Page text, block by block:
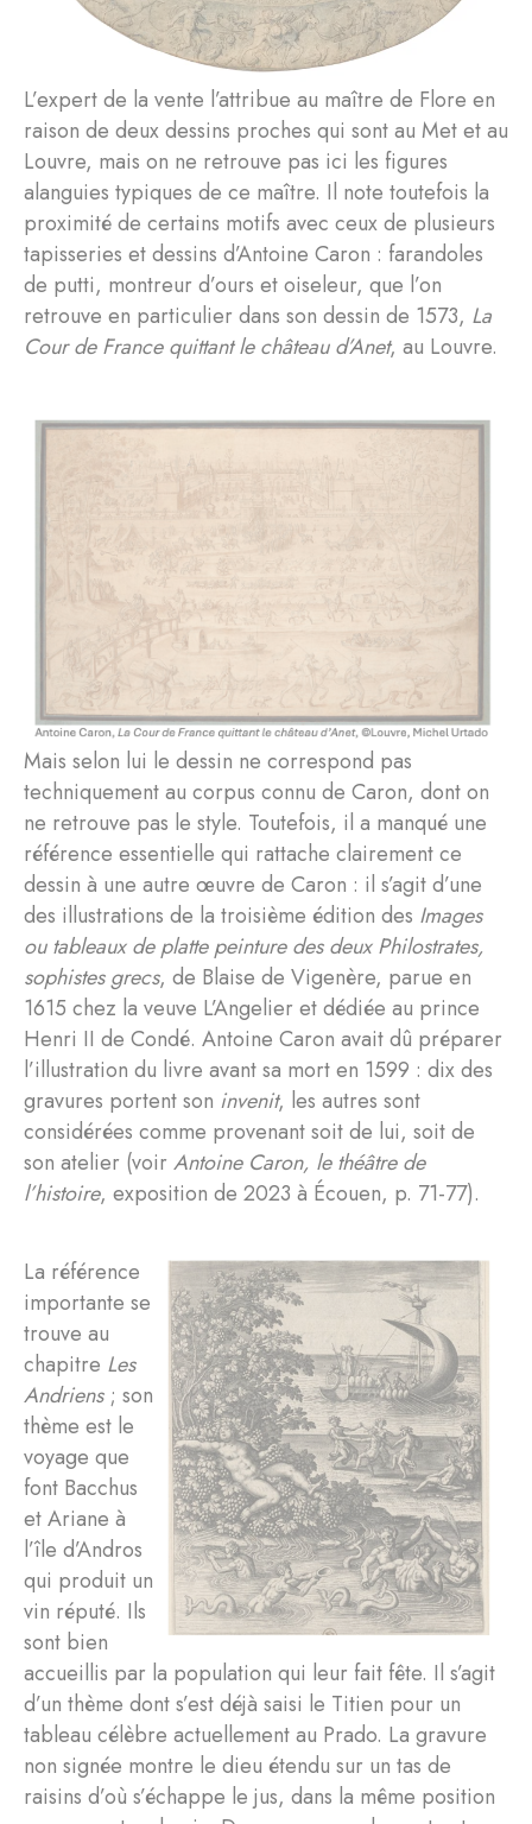
L’expert de la vente l’attribue au maître de Flore en
raison de deux dessins proches qui sont au Met et au
Louvre, mais on ne retrouve pas ici les figures
alanguies typiques de ce maître. Il note toutefois la
proximité de certains motifs avec ceux de plusieurs
tapisseries et dessins d’Antoine Caron : farandoles
de putti, montreur d’ours et oiseleur, que l’on
retrouve en particulier dans son dessin de 1573, La
Cour de France quittant le château d’Anet, au Louvre.
Mais selon lui le dessin ne correspond pas
techniquement au corpus connu de Caron, dont on
ne retrouve pas le style. Toutefois, il a manqué une
référence essentielle qui rattache clairement ce
dessin à une autre œuvre de Caron : il s’agit d’une
des illustrations de la troisième édition des Images
ou tableaux de platte peinture des deux Philostrates,
sophistes grecs, de Blaise de Vigenère, parue en
1615 chez la veuve L’Angelier et dédiée au prince
Henri II de Condé. Antoine Caron avait dû préparer
l’illustration du livre avant sa mort en 1599 : dix des
gravures portent son invenit, les autres sont
considérées comme provenant soit de lui, soit de
son atelier (voirAntoine Caron, le théâtre de
l’histoire, exposition de 2023 à Écouen, p. 71-77).
La référence
importante se
trouve au
chapitre Les
Andriens; son
thème est le
voyage que
font Bacchus
et Ariane à
l’île d’Andros
qui produit un
vin réputé. Ils
sont bien
accueillis par la population qui leur fait fête. Il s’agit
d’un thème dont s’est déjà saisi le Titien pour un
tableau célèbre actuellement au Prado. La gravure
non signée montre le dieu étendu sur un tas de
raisins d’où s’échappe le jus, dans la même position